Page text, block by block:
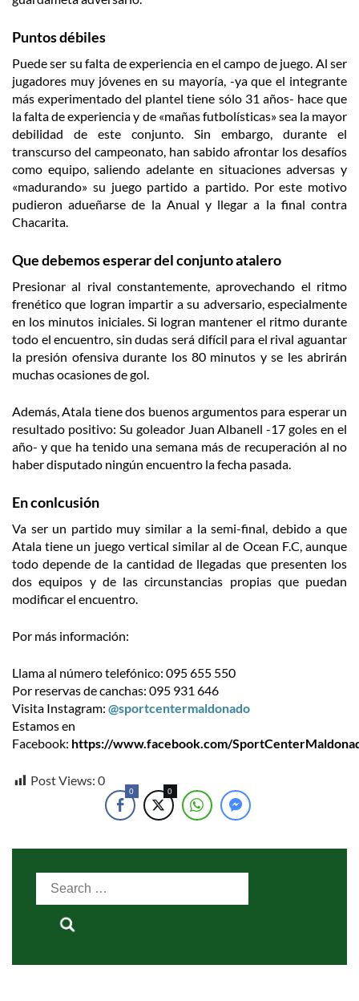
Puntos débiles
Puede ser su falta de experiencia en el campo de juego. Al ser
jugadores muy jóvenes en su mayoría, -ya que el integrante
más experimentado del plantel tiene sólo 31 años- hace que
la falta de experiencia y de «mañas futbolísticas» sea la mayor
debilidad de este conjunto. Sin embargo, durante el
transcurso del campeonato, han sabido afrontar los desafíos
como equipo, saliendo adelante en situaciones adversas y
«madurando» su juego partido a partido. Por este motivo
pudieron adueñarse de la Anual y llegar a la final contra
Chacarita.
Que debemos esperar del conjunto atalero
Presionar al rival constantemente, aprovechando el ritmo
frenético que logran impartir a su adversario, especialmente
en los minutos iniciales. Si logran mantener el ritmo durante
todo el encuentro, sin dudas será difícil para el rival aguantar
la presión ofensiva durante los 80 minutos y se les abrirán
muchas ocasiones de gol.
Además, Atala tiene dos buenos argumentos para esperar un
resultado positivo: Su goleador Juan Albanell -17 goles en el
año- y que ha tenido una semana más de recuperación al no
haber disputado ningún encuentro la fecha pasada.
En conlcusión
Va ser un partido muy similar a la semi-final, debido a que
Atala tiene un juego vertical similar al de Ocean F.C, aunque
todo depende de la cantidad de llegadas que presenten los
dos equipos y de las circunstancias propias que puedan
modificar el encuentro.
Por más información:
Llama al número telefónico: 095 655 550
Por reservas de canchas: 095 931 646
Visita Instagram: @sportcentermaldonado
Estamos en
Facebook: https://www.facebook.com/
Post Views: 0
0 0
Search